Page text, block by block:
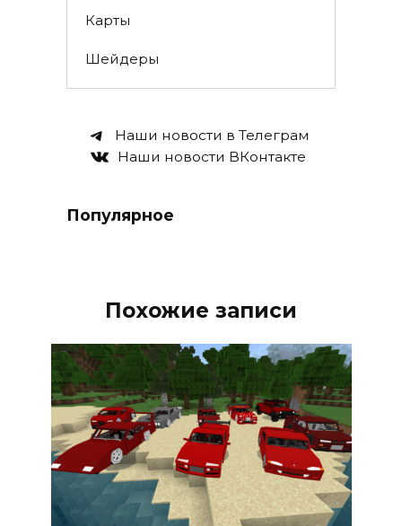
Карты
Шейдеры
Наши новости в Телеграм
Наши новости ВКонтакте
Популярное
Похожие записи